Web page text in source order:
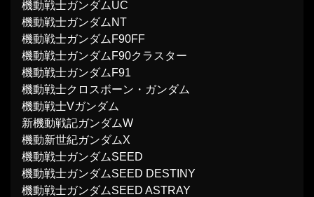
機動戦士ガンダムUC
機動戦士ガンダムNT
機動戦士ガンダムF90FF
機動戦士ガンダムF90クラスター
機動戦士ガンダムF91
機動戦士クロスボーン・ガンダム
機動戦士Vガンダム
新機動戦記ガンダムW
機動新世紀ガンダムX
機動戦士ガンダムSEED
機動戦士ガンダムSEED DESTINY
機動戦士ガンダムSEED ASTRAY